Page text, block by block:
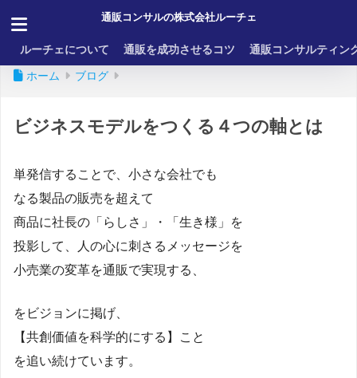
通販コンサルの株式会社ルーチェ
ルーチェについて 通販を成功させるコツ 通販コンサルティン
ホーム ブログ
ビジネスモデルをつくる４つの軸とは
単発信することで、小さな会社でも
なる製品の販売を超えて
商品に社長の「らしさ」・「生き様」を
投影して、人の心に刺さるメッセージを
小売業の変革を通販で実現する、
をビジョンに掲げ、
【共創価値を科学的にする】こと
を追い続けています。